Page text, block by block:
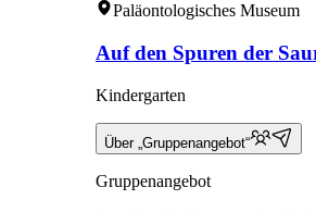
Paläontologisches Museum
Auf den Spuren der
Kindergarten
Über „Gruppenangebot“
Gruppenangebot